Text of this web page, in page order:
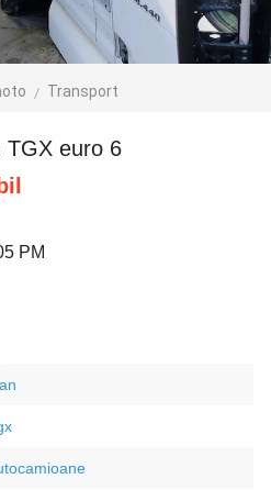
Transport
TGX euro 6
PM